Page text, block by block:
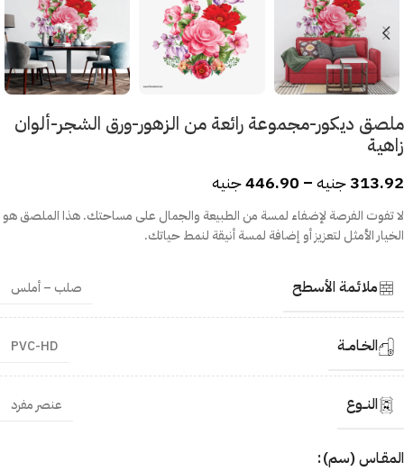
ملصق ديكور-مجموعة رائعة من الزهور-ورق الشجر-ألوان
زاهية
313.92جنيه–
446.90جنيه
لا تفوت الفرصة لإضفاء لمسة من الطبيعة والجمال على مساحتك. هذا الملصق هو
الخيار الأمثل لتعزيز أو إضافة لمسة أنيقة لنمط حياتك.
ملائمة الأسطح صلب – أملس
الخـامــة PVC-HD
النــوع عنصر مفرد
المقـاس (سم)